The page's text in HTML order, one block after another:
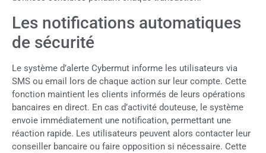
Les notifications automatiques
de sécurité
Le système d’alerte Cybermut informe les utilisateurs via
SMS ou email lors de chaque action sur leur compte. Cette
fonction maintient les clients informés de leurs opérations
bancaires en direct. En cas d’activité douteuse, le système
envoie immédiatement une notification, permettant une
réaction rapide. Les utilisateurs peuvent alors contacter leur
conseiller bancaire ou faire opposition si nécessaire. Cette